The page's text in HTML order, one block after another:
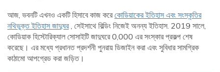
আজ, ভবনটি এখনও একটি হিসাবে কাজ করেকোডিয়াকের ইতিহাস এবং সংস্কৃতির
নথিভুক্ত ইতিহাস জাদুঘর, সেইসাথে বিল্ডিং নিজেই অনন্য ইতিহাস. 2019 সালে,
কোডিয়াক হিস্টোরিক্যাল সোসাইটি জাদুঘরে 0,000 এর সংস্কার প্রকল্প শেষ
করেছে। এর মধ্যে প্রধানত প্রদর্শনী পুনরায় ডিজাইন করা এবং সুবিধার সামগ্রিক
কাঠামো আপগ্রেড করা জড়িত।